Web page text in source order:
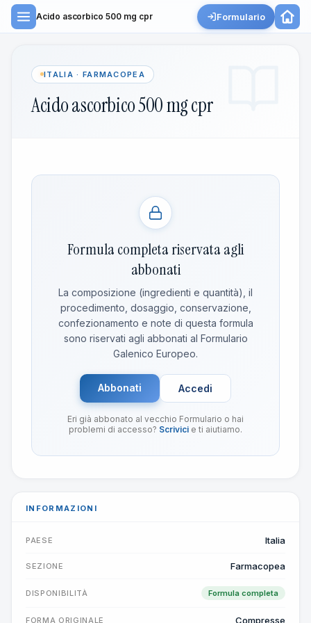
Acido ascorbico 500 mg cpr Formulario
ITALIA · FARMACOPEA
Acido ascorbico 500 mg cpr
Formula completa riservata agli
abbonati
La composizione (ingredienti e quantità), il
procedimento, dosaggio, conservazione,
confezionamento e note di questa formula
sono riservati agli abbonati al Formulario
Galenico Europeo.
Abbonati Accedi
Eri già abbonato al vecchio Formulario o hai
problemi di accesso? Scrivici e ti aiutiamo.
INFORMAZIONI
PAESE Italia
SEZIONE Farmacopea
DISPONIBILITÀ Formula completa
FORMA ORIGINALE Compresse